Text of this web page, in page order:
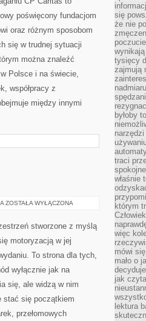
poświęcony fundacjom
oraz różnym sposobom
się w trudnej sytuacji
można znaleźć
Polsce i na świecie,
współpracy z
między innymi
ZŁOTA
ZOSTAŁA WYŁĄCZONA
stworzone z myślą
motoryzacją w jej
To strona dla tych,
wyłącznie jak na
się, ale widzą w nim
stać się początkiem
przełomowych
się
że nie
tysięcy
zajmują
byłoby
traci
właśnie
którym
więc
mówi
mało o
jak
lektura